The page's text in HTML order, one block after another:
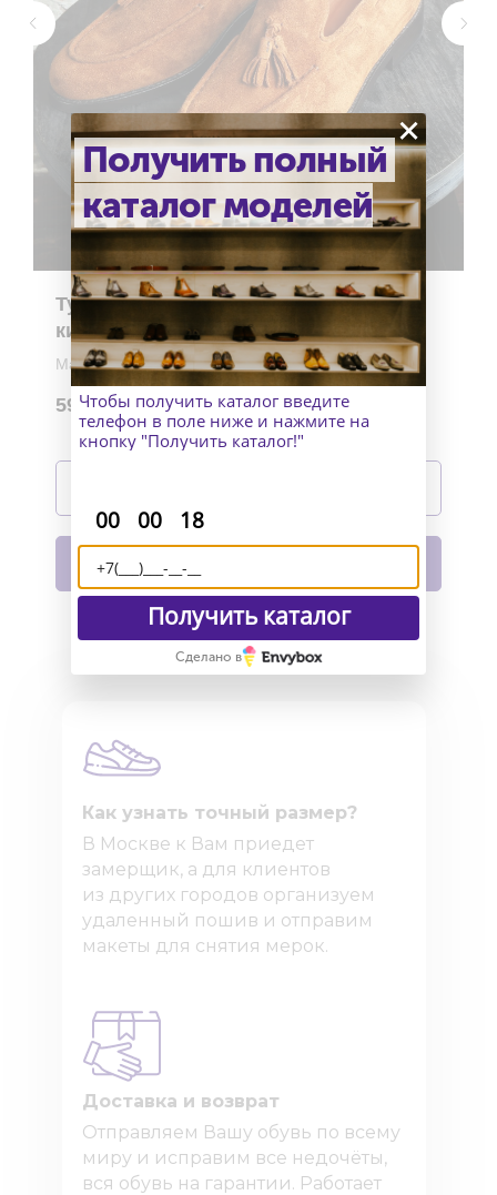
Туфли лоферы с экраном и
кисточками из замши
Материалы верха: Замша
Материал подошвы: Кожа и накат
Изготовление: индивидуально
59 990 р.
В корзину
Доставка и возврат
В Москве к Вам приедет
замерщик, а для клиентов
из других городов организуем
удаленный пошив и отправим
макеты для снятия мерок.
Как узнать точный размер?
Отправляем Вашу обувь по всему
миру и исправим все недочёты,
вся обувь на гарантии. Работает
Получить полный
каталог моделей
×
Чтобы получить каталог введите
телефон в поле ниже и нажмите на
кнопку "Получить каталог!"
00 00 18
Получить каталог
Сделано в